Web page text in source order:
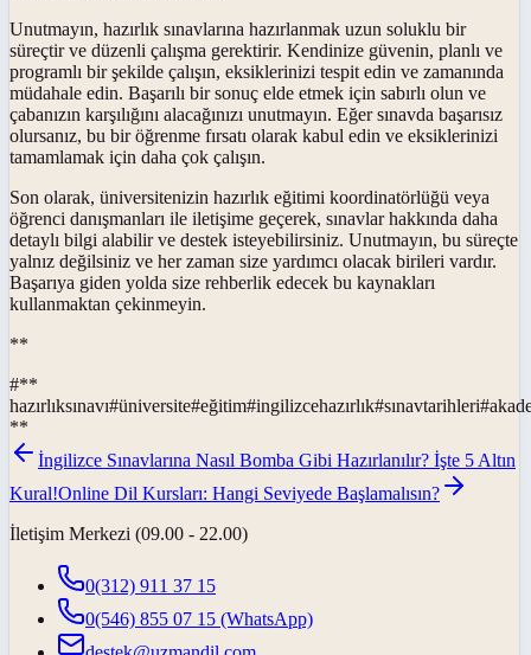
Unutmayın, hazırlık sınavlarına hazırlanmak uzun soluklu bir
süreçtir ve düzenli çalışma gerektirir. Kendinize güvenin, planlı ve
programlı bir şekilde çalışın, eksiklerinizi tespit edin ve zamanında
müdahale edin. Başarılı bir sonuç elde etmek için sabırlı olun ve
çabanızın karşılığını alacağınızı unutmayın. Eğer sınavda başarısız
olursanız, bu bir öğrenme fırsatı olarak kabul edin ve eksiklerinizi
tamamlamak için daha çok çalışın.
Son olarak, üniversitenizin hazırlık eğitimi koordinatörlüğü veya
öğrenci danışmanları ile iletişime geçerek, sınavlar hakkında daha
detaylı bilgi alabilir ve destek isteyebilirsiniz. Unutmayın, bu süreçte
yalnız değilsiniz ve her zaman size yardımcı olacak birileri vardır.
Başarıya giden yolda size rehberlik edecek bu kaynakları
kullanmaktan çekinmeyin.
**
#**
hazırlıksınavı#üniversite#eğitim#ingilizcehazırlık#sınavtarihleri#
**
İngilizce Sınavlarına Nasıl Bomba Gibi Hazırlanılır? İşte 5 Altın
Kural!Online Dil Kursları: Hangi Seviyede Başlamalısın?
İletişim Merkezi (09.00 - 22.00)
0(312) 911 37 15
0(546) 855 07 15 (WhatsApp)